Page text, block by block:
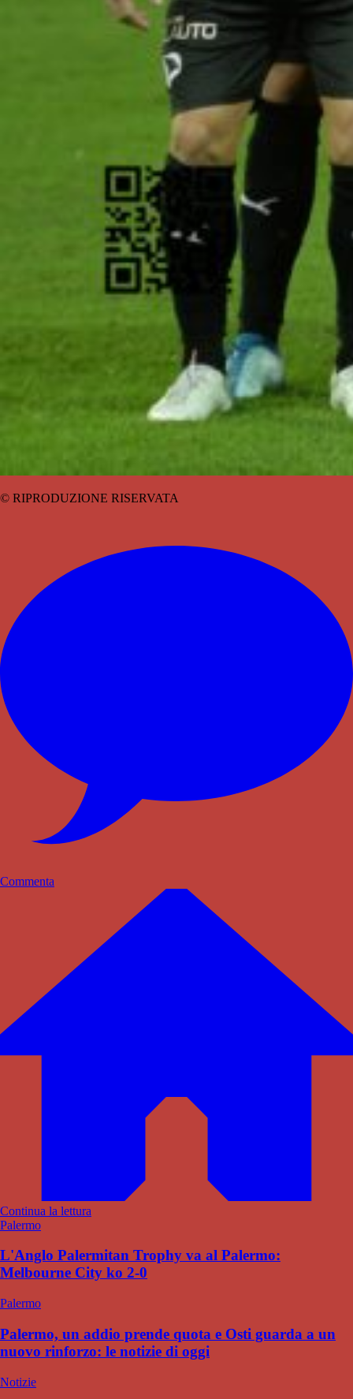
© RIPRODUZIONE RISERVATA
Commenta
Continua la lettura
Palermo
L'Anglo Palermitan Trophy va al Palermo:
Melbourne City ko 2-0
Palermo
Palermo, un addio prende quota e Osti guarda a un
nuovo rinforzo: le notizie di oggi
Notizie